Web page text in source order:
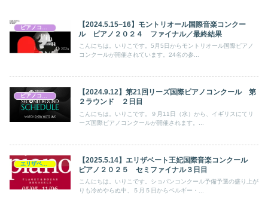
【2024.5.15~16】モントリオール国際音楽コンクー
ル ピアノ２０２４ ファイナル／最終結果
こんにちは。いりこです。5月5日からモントリオール国際ピアノ
コンクールが開催されています。24名の参...
【2024.9.12】第21回リーズ国際ピアノコンクール 第
２ラウンド ２日目
こんにちは。いりこです。９月11日（水）から、イギリスにてリ
ーズ国際ピアノコンクールが開催されます。...
【2025.5.14】エリザベート王妃国際音楽コンクール
ピアノ２０２５ セミファイナル３日目
こんにちは。いりこです。ショパンコンクール予備予選の盛り上が
りも冷めやらぬ中、５月５日からベルギー・...